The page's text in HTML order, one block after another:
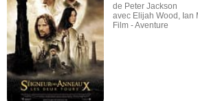
de Peter Jackson
avec Elijah Wood, Ian
Film - Aventure